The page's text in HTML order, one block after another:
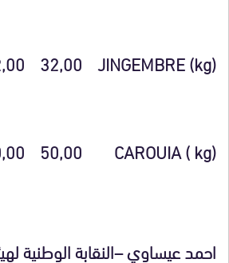
JINGEMBRE (kg)
32,00
CAROUIA ( kg)
50,00
احمد عيساوي –النقابة الوطنية